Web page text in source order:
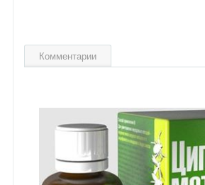
Комментарии